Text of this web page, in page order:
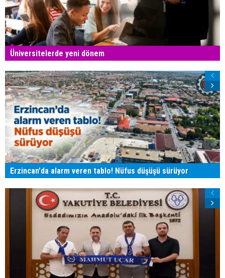
Üniversitelerde yeni dönem
Erzincan'da alarm veren tablo! Nüfus düşüşü sürüyor